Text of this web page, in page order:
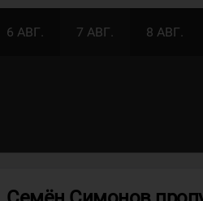
6 АВГ. 7 АВГ. 8 АВГ.